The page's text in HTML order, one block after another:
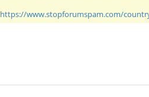
https://www.stopforumspam.com/